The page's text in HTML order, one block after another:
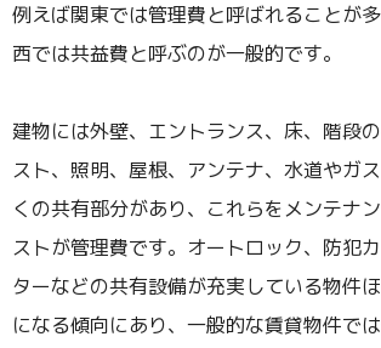
例えば関東では管理費と呼ばれることが
西では共益費と呼ぶのが一般的です。
建物には外壁、エントランス、床、階段
スト、照明、屋根、アンテナ、水道やガ
くの共有部分があり、これらをメンテナ
ストが管理費です。オートロック、防犯
ターなどの共有設備が充実している物件
になる傾向にあり、一般的な賃貸物件で